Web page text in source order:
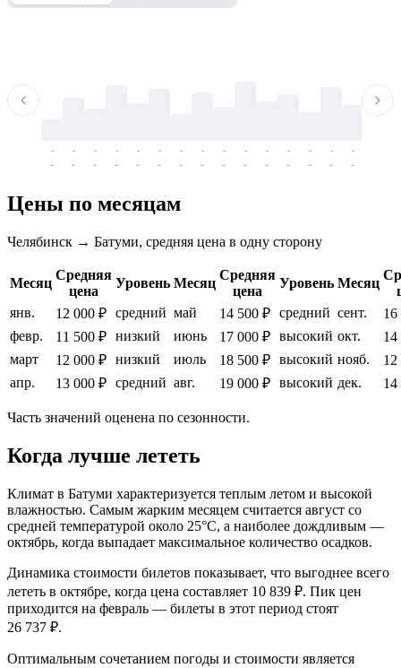
-
-
-
-
-
-
-
-
-
-
-
-
-
-
-
-
-
-
-
-
-
-
-
-
-
-
-
-
-
-
Цены по месяцам
Челябинск → Батуми, средняя цена в одну сторону
Месяц
Средняя
цена
Уровень Месяц
Средняя
цена
Уровень Месяц
янв.
12 000 ₽ средний май 14 500 ₽ средний сент.
16
февр.
11 500 ₽ низкий июнь 17 000 ₽ высокий окт.
14
март
12 000 ₽ низкий июль 18 500 ₽ высокий нояб.
12
апр.
13 000 ₽ средний авг. 19 000 ₽ высокий дек. 14
Часть значений оценена по сезонности.
Когда лучше лететь
Климат в Батуми характеризуется теплым летом и высокой
влажностью. Самым жарким месяцем считается август со
средней температурой около 25°C, а наиболее дождливым —
октябрь, когда выпадает максимальное количество осадков.
Динамика стоимости билетов показывает, что выгоднее всего
лететь в октябре, когда цена составляет 10 839 ₽. Пик цен
приходится на февраль — билеты в этот период стоят
26 737 ₽.
Оптимальным сочетанием погоды и стоимости является